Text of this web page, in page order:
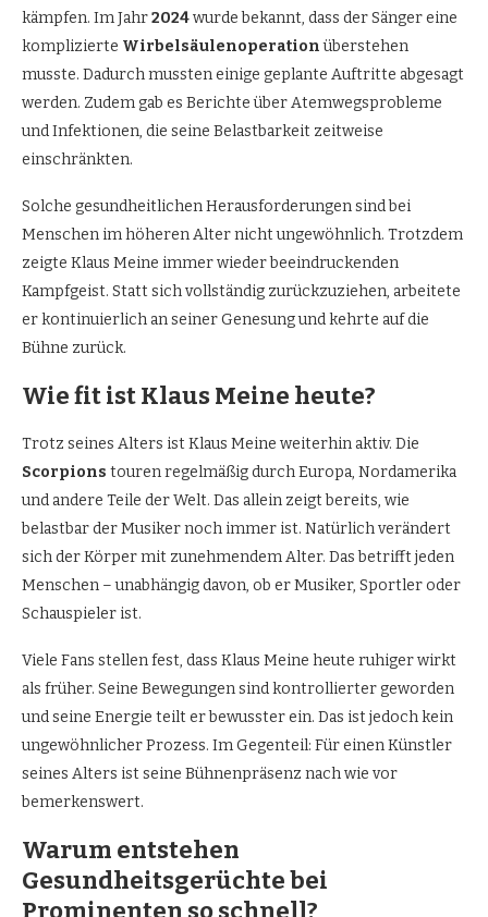
kämpfen. Im Jahr2024wurde bekannt, dass der Sänger eine
komplizierte Wirbelsäulenoperationüberstehen
musste. Dadurch mussten einige geplante Auftritte abgesagt
werden. Zudem gab es Berichte über Atemwegsprobleme
und Infektionen, die seine Belastbarkeit zeitweise
einschränkten.
Solche gesundheitlichen Herausforderungen sind bei
Menschen im höheren Alter nicht ungewöhnlich. Trotzdem
zeigte Klaus Meine immer wieder beeindruckenden
Kampfgeist. Statt sich vollständig zurückzuziehen, arbeitete
er kontinuierlich an seiner Genesung und kehrte auf die
Bühne zurück.
Wie fit ist Klaus Meine heute?
Trotz seines Alters ist Klaus Meine weiterhin aktiv. Die
Scorpions touren regelmäßig durch Europa, Nordamerika
und andere Teile der Welt. Das allein zeigt bereits, wie
belastbar der Musiker noch immer ist. Natürlich verändert
sich der Körper mit zunehmendem Alter. Das betrifft jeden
Menschen – unabhängig davon, ob er Musiker, Sportler oder
Schauspieler ist.
Viele Fans stellen fest, dass Klaus Meine heute ruhiger wirkt
als früher. Seine Bewegungen sind kontrollierter geworden
und seine Energie teilt er bewusster ein. Das ist jedoch kein
ungewöhnlicher Prozess. Im Gegenteil: Für einen Künstler
seines Alters ist seine Bühnenpräsenz nach wie vor
bemerkenswert.
Warum entstehen
Gesundheitsgerüchte bei
Prominenten so schnell?